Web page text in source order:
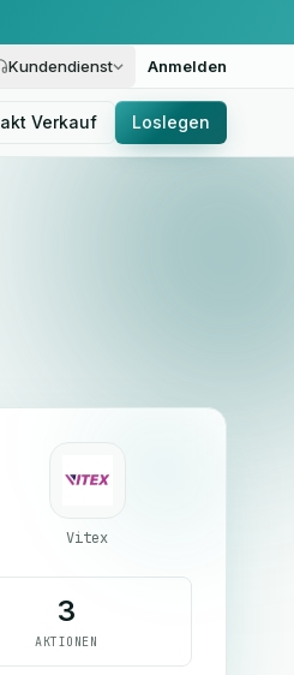
Kundendienst Anmelden
Verkauf Loslegen
Vitex
3
AKTIONEN